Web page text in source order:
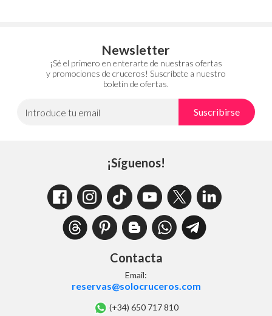
Newsletter
¡Sé el primero en enterarte de nuestras ofertas
y promociones de cruceros! Suscríbete a nuestro
boletín de ofertas.
Introduce tu email Suscribirse
¡Síguenos!
Contacta
Email:
reservas@solocruceros.com
(+34) 650 717 810